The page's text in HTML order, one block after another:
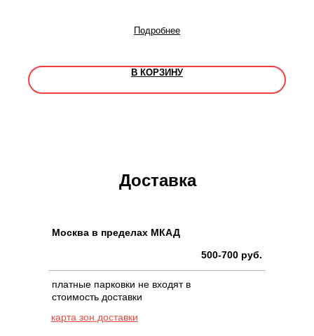
Подробнее
В КОРЗИНУ
Доставка
Москва в пределах МКАД
500-700 руб.
карта зон доставки
платные парковки не входят в
стоимость доставки